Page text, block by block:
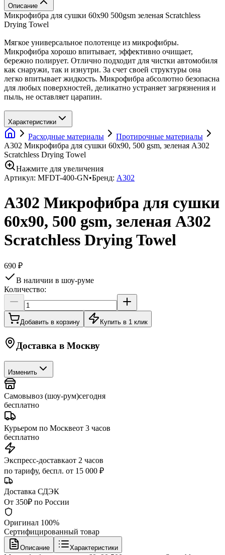
Описание
Микрофибра для сушки 60х90 500gsm зеленая Scratchless
Drying Towel
Мягкое универсальное полотенце из микрофибры.
Микрофибра хорошо впитывает, эффективно очищает,
бережно полирует. Отлично подходит для чистки автомобиля
как снаружи, так и изнутри. За счет своей структуры она
легко впитывает жидкость. Микрофибра абсолютно безопасна
для любых поверхностей, деликатно устраняет загрязнения и
пыль, не оставляет царапин.
Характеристики
Расходные материалы
Протирочные материалы
A302 Микрофибра для сушки 60х90, 500 gsm, зеленая A302
Scratchless Drying Towel
Нажмите для увеличения
Артикул: MFDT-400-GN•Бренд: A302
A302 Микрофибра для сушки
60х90, 500 gsm, зеленая A302
Scratchless Drying Towel
690 ₽
В наличии в шоу-руме
Количество:
Добавить в корзину Купить в 1 клик
Доставка в Москву
Изменить
Самовывоз (шоу-рум)сегодня
бесплатно
Курьером по Москвеот 3 часов
бесплатно
Экспресс-доставкаот 2 часов
по тарифу, беспл. от 15 000 ₽
Доставка СДЭК
От 350₽ по России
Оригинал 100%
Сертифицированный товар
Описание Характеристики